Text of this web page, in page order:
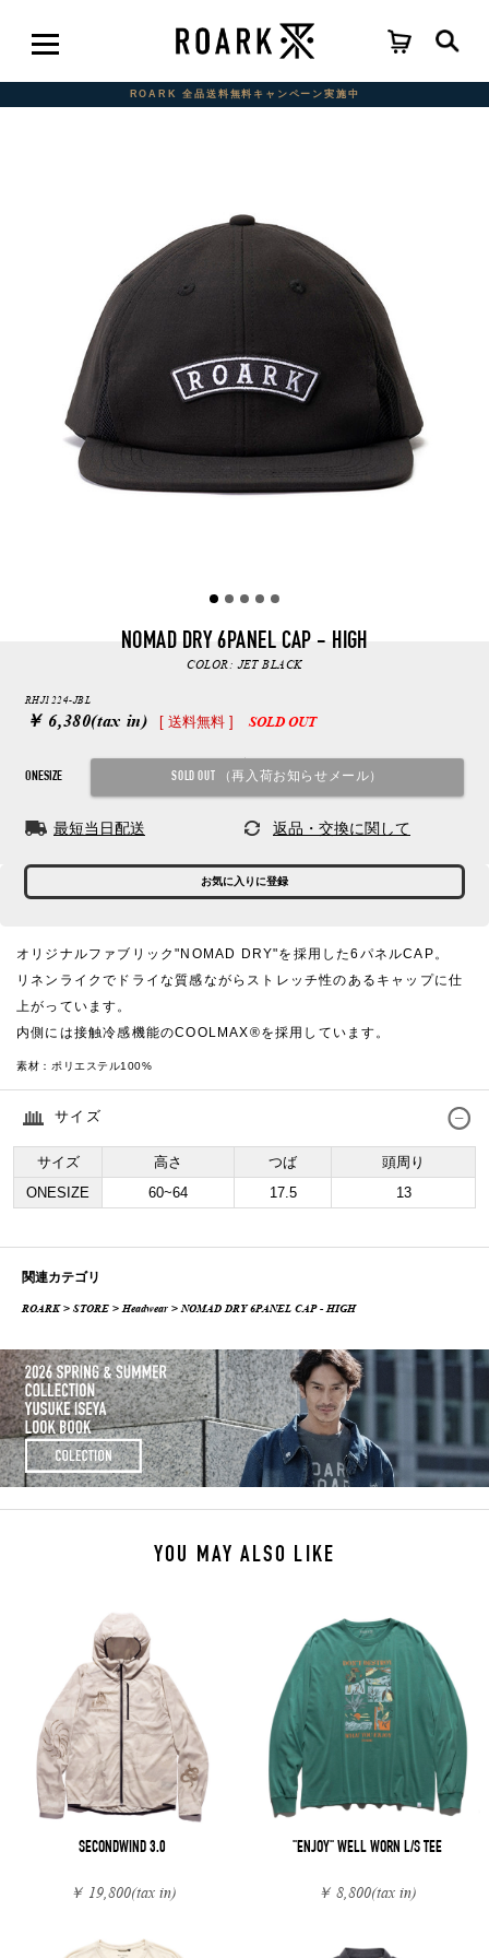
ROARK 全品送料無料キャンペーン実施中
NOMAD DRY 6PANEL CAP - HIGH
COLOR:JET BLACK
RHJ1224-JBL
￥ 6,380(tax in) [ 送料無料 ] SOLD OUT
ONESIZE
最短当日配送 返品・交換に関して
お気に入りに登録
オリジナルファブリック"NOMAD DRY"を採用した6パネルCAP。
リネンライクでドライな質感ながらストレッチ性のあるキャップに仕
上がっています。
内側には接触冷感機能のCOOLMAX®を採用しています。
素材： ポリエステル100%
サイズ
サイズ 高さ つば
頭周り
ONESIZE
60~64 17.5 13
関連カテゴリ
ROARK>STORE >Headwear > NOMAD DRY 6PANEL CAP - HIGH
YOU MAY ALSO LIKE
SECONDWIND 3.0
￥ 19,800(tax in)
"ENJOY" WELL WORN L/S TEE
￥ 8,800(tax in)